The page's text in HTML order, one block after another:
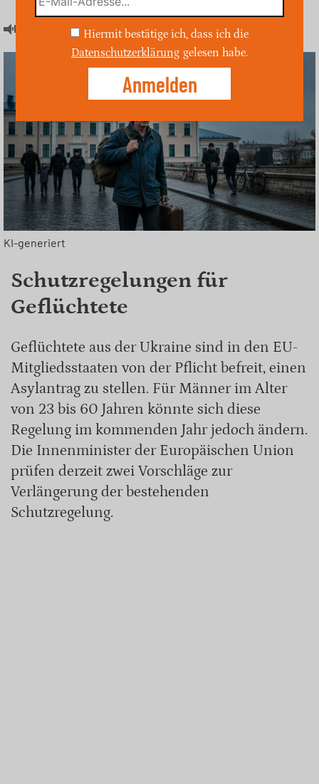
Artikel hören
KI-generiert
Schutzregelungen für
Geflüchtete
Geflüchtete aus der Ukraine sind in den EU-
Mitgliedsstaaten von der Pflicht befreit, einen
Asylantrag zu stellen. Für Männer im Alter
von 23 bis 60 Jahren könnte sich diese
Regelung im kommenden Jahr jedoch ändern.
Die Innenminister der Europäischen Union
prüfen derzeit zwei Vorschläge zur
Verlängerung der bestehenden
Schutzregelung.
Hiermit bestätige ich, dass ich die
Datenschutzerklärung gelesen habe.